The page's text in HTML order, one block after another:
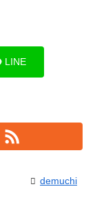
LINE
demuchi